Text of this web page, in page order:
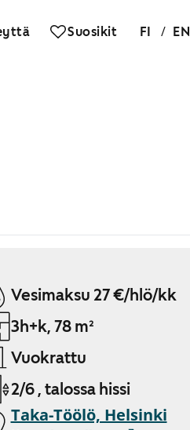
Suosikit FI / EN
Vesimaksu 27 €/hlö/kk
3h+k, 78 m²
Vuokrattu
2/6 , talossa hissi
Taka-Töölö, Helsinki